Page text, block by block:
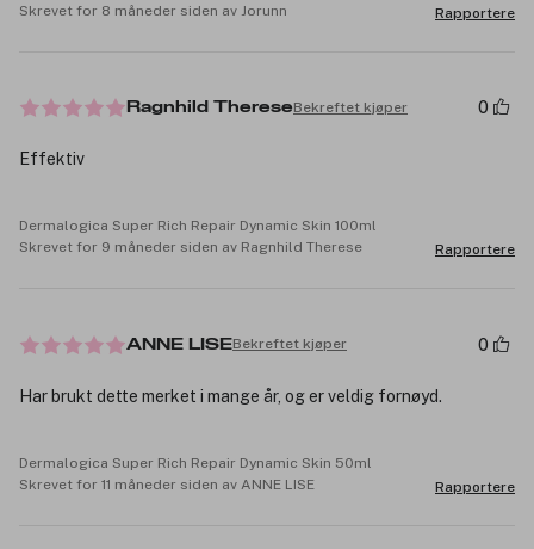
Skrevet for 8 måneder siden av Jorunn
Rapportere
Ragnhild ThereseBekreftet kjøper 0
Effektiv
Dermalogica Super Rich Repair Dynamic Skin 100ml
Skrevet for 9 måneder siden av Ragnhild Therese
Rapportere
ANNE LISEBekreftet kjøper 0
Har brukt dette merket i mange år, og er veldig fornøyd.
Dermalogica Super Rich Repair Dynamic Skin 50ml
Skrevet for 11 måneder siden av ANNE LISE
Rapportere